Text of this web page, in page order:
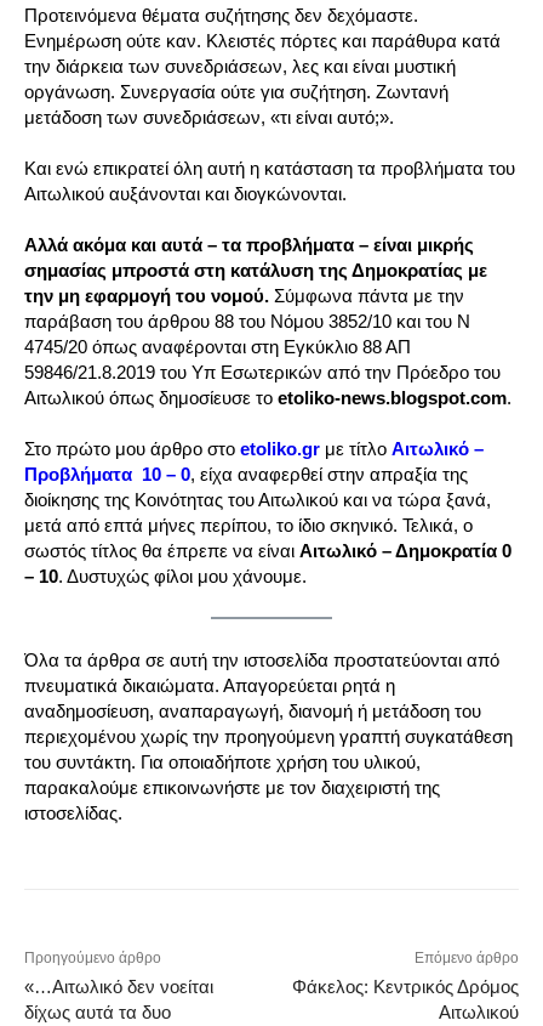
Προτεινόμενα θέματα συζήτησης δεν δεχόμαστε.
Ενημέρωση ούτε καν. Κλειστές πόρτες και παράθυρα κατά
την διάρκεια των συνεδριάσεων, λες και είναι μυστική
οργάνωση. Συνεργασία ούτε για συζήτηση. Ζωντανή
μετάδοση των συνεδριάσεων, «τι είναι αυτό;».
Και ενώ επικρατεί όλη αυτή η κατάσταση τα προβλήματα του
Αιτωλικού αυξάνονται και διογκώνονται.
Αλλά ακόμα και αυτά – τα προβλήματα – είναι μικρής
σημασίας μπροστά στη κατάλυση της Δημοκρατίας με
την μη εφαρμογή του νομού. Σύμφωνα πάντα με την
παράβαση του άρθρου 88 του Νόμου 3852/10 και του Ν
4745/20 όπως αναφέρονται στη Εγκύκλιο 88 ΑΠ
59846/21.8.2019 του Υπ Εσωτερικών από την Πρόεδρο του
Αιτωλικού όπως δημοσίευσε το etoliko-news.blogspot.com.
Στο πρώτο μου άρθρο στο etoliko.gr με τίτλο Αιτωλικό –
Προβλήματα 10 – 0, είχα αναφερθεί στην απραξία της
διοίκησης της Κοινότητας του Αιτωλικού και να τώρα ξανά,
μετά από επτά μήνες περίπου, το ίδιο σκηνικό. Τελικά, ο
σωστός τίτλος θα έπρεπε να είναι Αιτωλικό – Δημοκρατία 0
– 10. Δυστυχώς φίλοι μου χάνουμε.
Όλα τα άρθρα σε αυτή την ιστοσελίδα προστατεύονται από
πνευματικά δικαιώματα. Απαγορεύεται ρητά η
αναδημοσίευση, αναπαραγωγή, διανομή ή μετάδοση του
περιεχομένου χωρίς την προηγούμενη γραπτή συγκατάθεση
του συντάκτη. Για οποιαδήποτε χρήση του υλικού,
παρακαλούμε επικοινωνήστε με τον διαχειριστή της
ιστοσελίδας.
Προηγούμενο άρθρο
«…Αιτωλικό δεν νοείται
δίχως αυτά τα δυο
Επόμενο άρθρο
Φάκελος: Κεντρικός Δρόμος
Αιτωλικού